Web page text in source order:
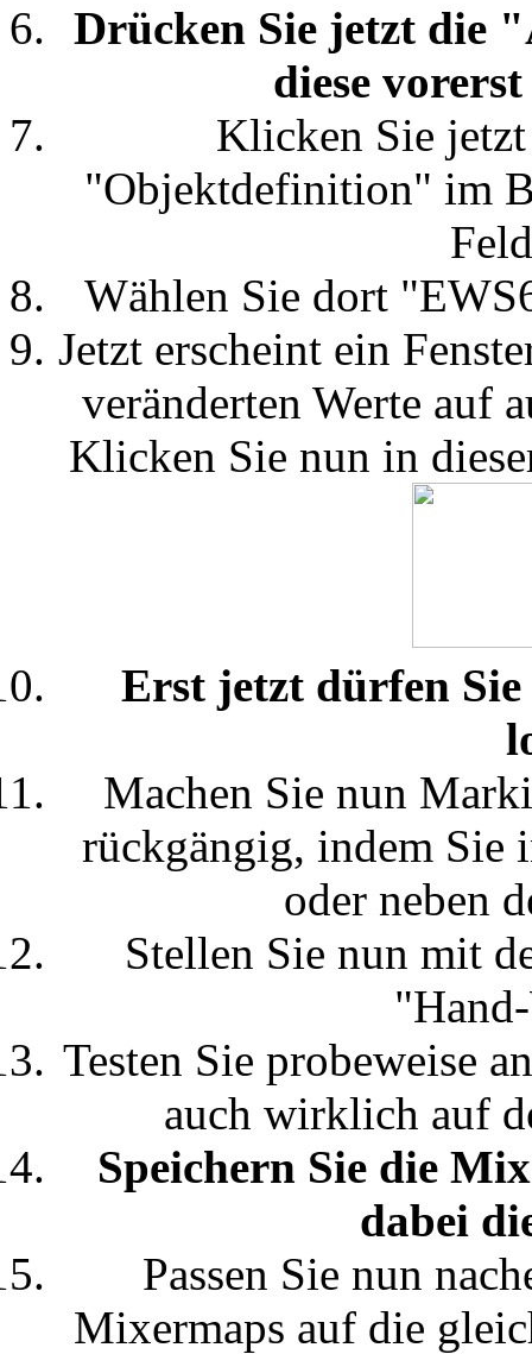
Drücken Sie jetzt die
diese
Klicken Sie
"Objektdefinition" im
Wählen Sie dort
Jetzt erscheint ein
veränderten Werte auf
Klicken Sie nun in
Erst jetzt dürfen
Machen Sie nun
rückgängig, indem Sie
oder neben
Stellen Sie nun mit
Testen Sie probeweise
auch wirklich auf
Speichern Sie die
dabei
Passen Sie nun
Mixermaps auf die